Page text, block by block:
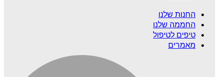
החנות שלנו
החממה שלנו
טיפים לטיפול
מאמרים